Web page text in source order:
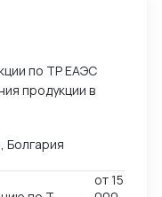
по ТР ЕАЭС
продукции в
Болгария
от15